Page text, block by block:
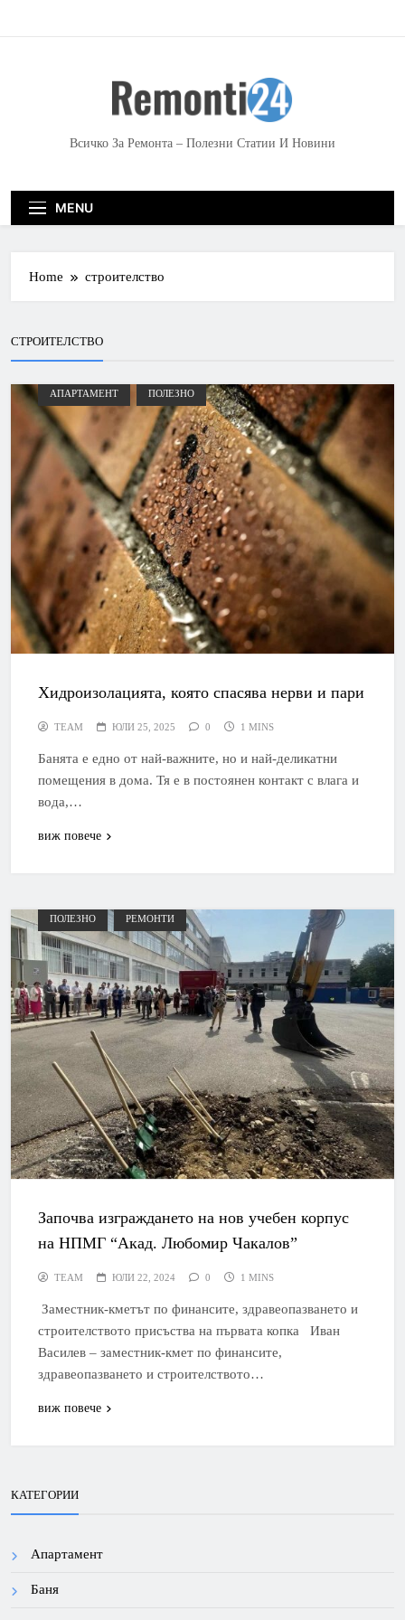
e
Всичко За Ремонта – Полезни Статии И Новини
MENU
Home строителство
СТРОИТЕЛСТВО
АПАРТАМЕНТ ПОЛЕЗНО
Хидроизолацията, която спасява нерви и пари
TEAM ЮЛИ 25, 2025 0 1 MINS
Банята е едно от най-важните, но и най-деликатни
помещения в дома. Тя е в постоянен контакт с влага и
вода,…
виж повече
ПОЛЕЗНО РЕМОНТИ
Започва изграждането на нов учебен корпус
на НПМГ “Акад. Любомир Чакалов”
TEAM ЮЛИ 22, 2024 0 1 MINS
Заместник-кметът по финансите, здравеопазването и
строителството присъства на първата копка Иван
Василев – заместник-кмет по финансите,
здравеопазването и строителството…
виж повече
КАТЕГОРИИ
Апартамент
Баня